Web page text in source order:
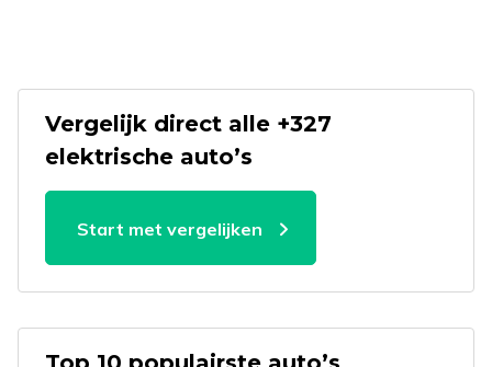
Vergelijk direct alle +327
elektrische auto’s
Start met vergelijken